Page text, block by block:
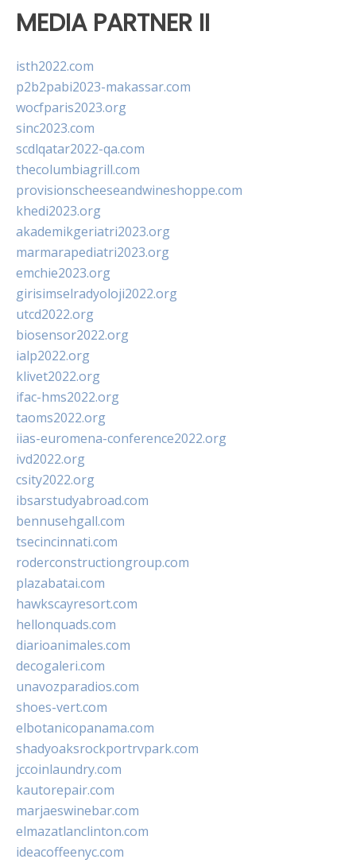
MEDIA PARTNER II
isth2022.com
p2b2pabi2023-makassar.com
wocfparis2023.org
sinc2023.com
scdlqatar2022-qa.com
thecolumbiagrill.com
provisionscheeseandwineshoppe.com
khedi2023.org
akademikgeriatri2023.org
marmarapediatri2023.org
emchie2023.org
girisimselradyoloji2022.org
utcd2022.org
biosensor2022.org
ialp2022.org
klivet2022.org
ifac-hms2022.org
taoms2022.org
iias-euromena-conference2022.org
ivd2022.org
csity2022.org
ibsarstudyabroad.com
bennusehgall.com
tsecincinnati.com
roderconstructiongroup.com
plazabatai.com
hawkscayresort.com
hellonquads.com
diarioanimales.com
decogaleri.com
unavozparadios.com
shoes-vert.com
elbotanicopanama.com
shadyoaksrockportrvpark.com
jccoinlaundry.com
kautorepair.com
marjaeswinebar.com
elmazatlanclinton.com
ideacoffeenyc.com